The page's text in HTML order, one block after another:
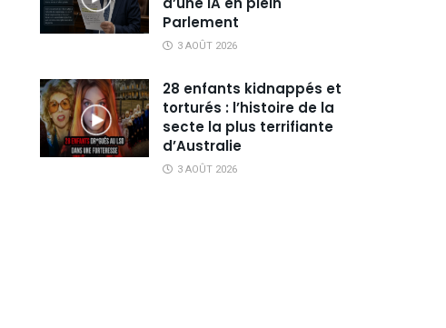
Parlement
3 AOÛT 2026
28 enfants kidnappés et
torturés : l’histoire de la
secte la plus terrifiante
d’Australie
3 AOÛT 2026